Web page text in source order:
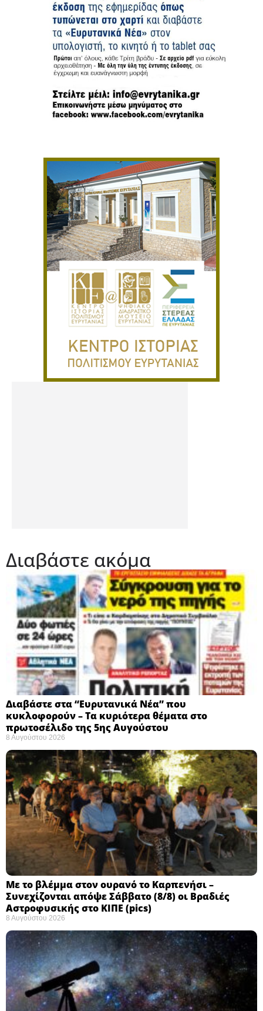
Διαβάστε ακόμα
Διαβάστε στα “Ευρυτανικά Νέα” που
κυκλοφορούν – Τα κυριότερα θέματα στο
πρωτοσέλιδο της 5ης Αυγούστου
8 Αυγούστου 2026
Με το βλέμμα στον ουρανό το Καρπενήσι –
Συνεχίζονται απόψε Σάββατο (8/8) οι Βραδιές
Αστροφυσικής στο ΚΙΠΕ (pics)
8 Αυγούστου 2026